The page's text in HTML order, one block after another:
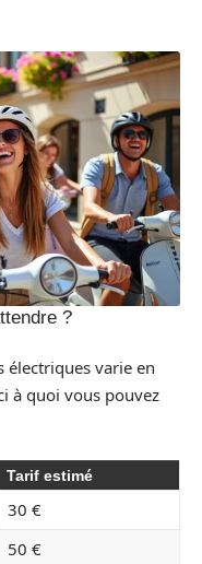
?
électriques varie en
à quoi vous pouvez
Tarif estimé
30 €
50 €